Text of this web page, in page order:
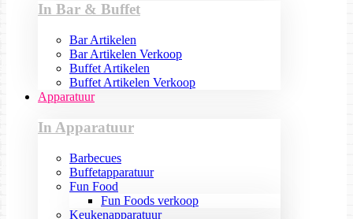
In Bar & Buffet
Bar Artikelen
Bar Artikelen Verkoop
Buffet Artikelen
Buffet Artikelen Verkoop
Apparatuur
In Apparatuur
Barbecues
Buffetapparatuur
Fun Food
Fun Foods verkoop
Keukenapparatuur